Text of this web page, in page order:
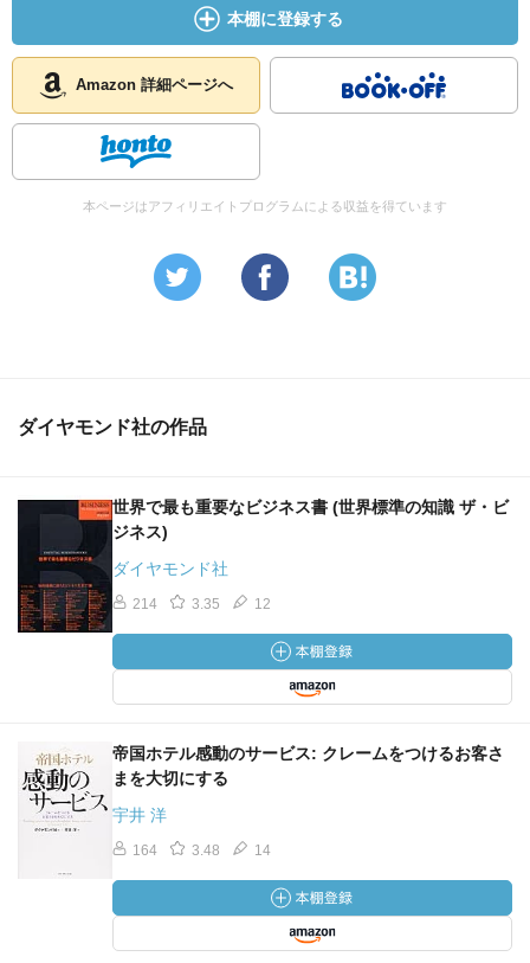
本棚に登録する
Amazon 詳細ページへ
本ページはアフィリエイトプログラムによる収益を得ています
ダイヤモンド社の作品
世界で最も重要なビジネス書 (世界標準の知識 ザ・ビ
ジネス)
ダイヤモンド社
214 3.35 12
帝国ホテル感動のサービス: クレームをつけるお客さ
まを大切にする
宇井 洋
164 3.48 14